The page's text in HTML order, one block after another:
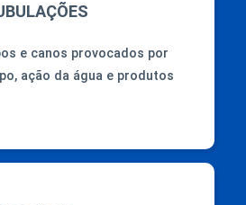
e canos provocados por
ação da água e produtos